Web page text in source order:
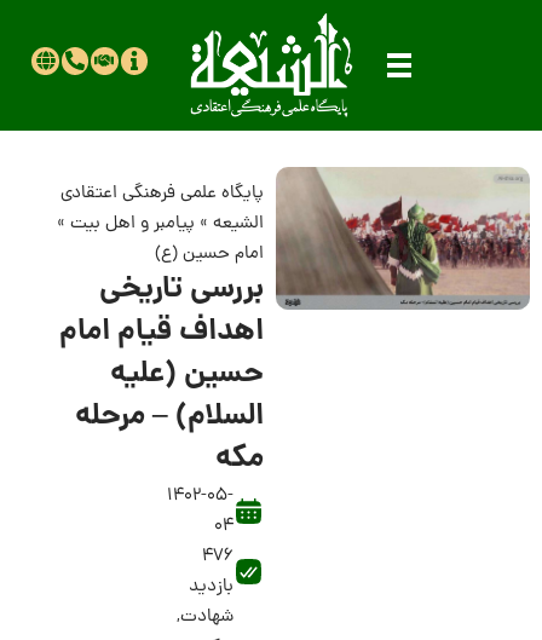
پایگاه علمی فرهنگی اعتقادی
الشیعه» پیامبر و اهل بیت»
امام حسین (ع)
بررسی تاریخی
اهداف قیام امام
حسین (علیه
السلام) – مرحله
مکه
1402-05-
04
476
بازدید
شهادت,